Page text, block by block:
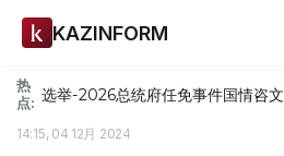
KAZINFORM
热
点: 选举-2026总统府任免事件国情咨文
14:15, 04 12月 2024